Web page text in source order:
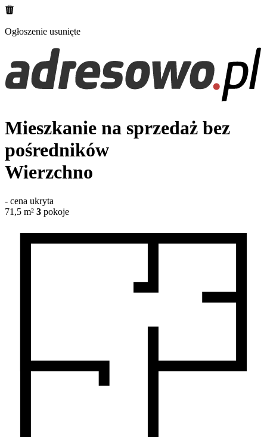
Ogłoszenie usunięte
Mieszkanie na sprzedaż bez
pośredników
Wierzchno
- cena ukryta
71,5 m² 3 pokoje